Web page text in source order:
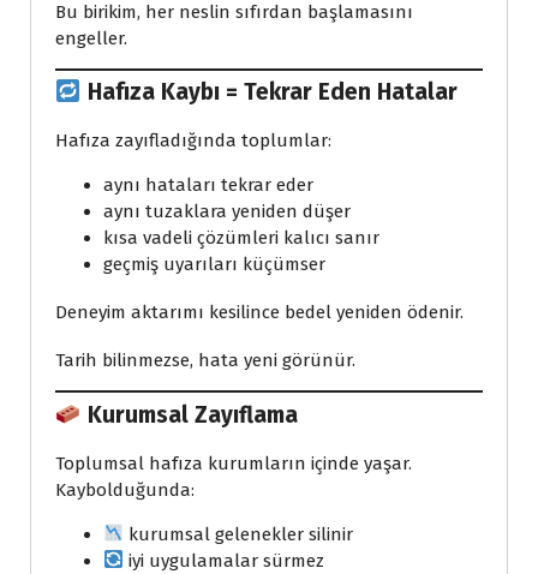
Bu birikim, her neslin sıfırdan başlamasını
engeller.
Hafıza Kaybı = Tekrar Eden Hatalar
Hafıza zayıfladığında toplumlar:
aynı hataları tekrar eder
aynı tuzaklara yeniden düşer
kısa vadeli çözümleri kalıcı sanır
geçmiş uyarıları küçümser
Deneyim aktarımı kesilince bedel yeniden ödenir.
Tarih bilinmezse, hata yeni görünür.
Kurumsal Zayıflama
Toplumsal hafıza kurumların içinde yaşar.
Kaybolduğunda:
kurumsal gelenekler silinir
iyi uygulamalar sürmez